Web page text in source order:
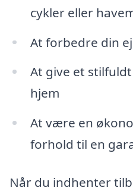
cykler eller
At forbedre din
At give et
hjem
At være en
forhold til en
Når du indhenter